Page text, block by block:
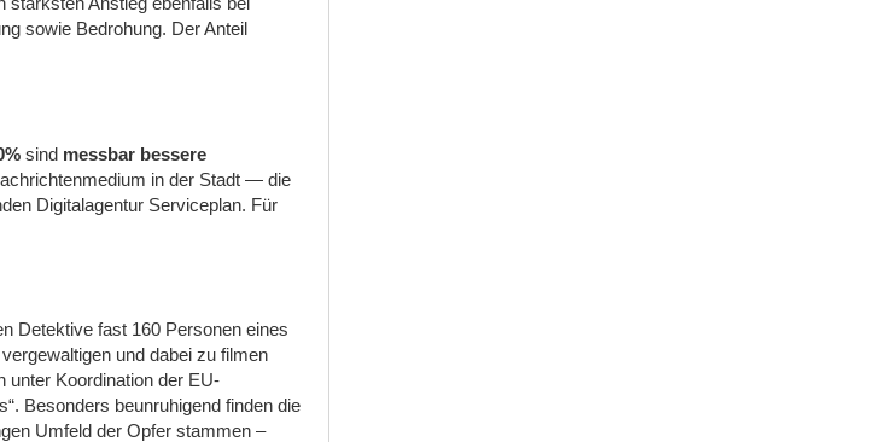
sowie Bedrohung. Der Anteil
sind messbar bessere
in der Stadt — die
Digitalagentur Serviceplan. Für
Detektive fast 160 Personen eines
und dabei zu filmen
unter Koordination der EU-
Besonders beunruhigend finden die
Umfeld der Opfer stammen –